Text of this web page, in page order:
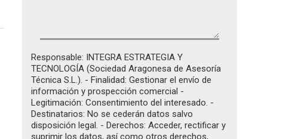
Responsable: INTEGRA ESTRATEGIA Y
TECNOLOGÍA (Sociedad Aragonesa de Asesoría
Técnica S.L.). - Finalidad: Gestionar el envío de
información y prospección comercial -
Legitimación: Consentimiento del interesado. -
Destinatarios: No se cederán datos salvo
disposición legal. - Derechos: Acceder, rectificar y
suprimir los datos, así como otros derechos,